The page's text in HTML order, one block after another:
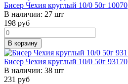
Бисер Чехия круглый 10/0 50г 10070
В наличии: 27 шт
198 руб
В корзину
Бисер Чехия круглый 10/0 50г 93170
В наличии: 38 шт
231 руб